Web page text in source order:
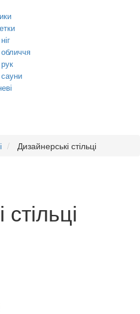
Дизайнерські стільці